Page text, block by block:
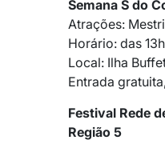
Semana S do
Atrações:
Horário: das
Local: Ilha
Entrada gratuita,
Festival Rede
Região 5